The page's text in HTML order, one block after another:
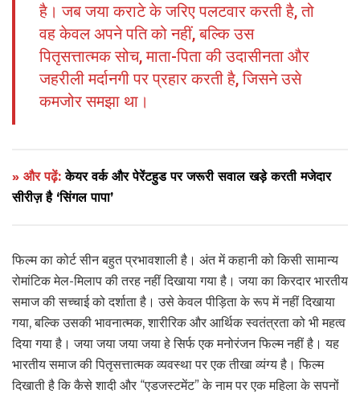
है। जब जया कराटे के जरिए पलटवार करती है, तो
वह केवल अपने पति को नहीं, बल्कि उस
पितृसत्तात्मक सोच, माता-पिता की उदासीनता और
जहरीली मर्दानगी पर प्रहार करती है, जिसने उसे
कमजोर समझा था।
» और पढ़ें:केयर वर्क और पेरेंटहुड पर जरूरी सवाल खड़े करती मजेदार
सीरीज़ है ‘सिंगल पापा’
फिल्म का कोर्ट सीन बहुत प्रभावशाली है। अंत में कहानी को किसी सामान्य
रोमांटिक मेल-मिलाप की तरह नहीं दिखाया गया है। जया का किरदार भारतीय
समाज की सच्चाई को दर्शाता है। उसे केवल पीड़िता के रूप में नहीं दिखाया
गया, बल्कि उसकी भावनात्मक, शारीरिक और आर्थिक स्वतंत्रता को भी महत्व
दिया गया है। जया जया जया जया हे सिर्फ एक मनोरंजन फिल्म नहीं है। यह
भारतीय समाज की पितृसत्तात्मक व्यवस्था पर एक तीखा व्यंग्य है। फिल्म
दिखाती है कि कैसे शादी और “एडजस्टमेंट” के नाम पर एक महिला के सपनों